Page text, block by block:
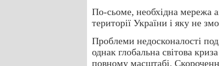
По-сьоме, необхідна мережа
території України і яку не
Проблеми недосконалості
однак глобальна світова
повному масштабі.